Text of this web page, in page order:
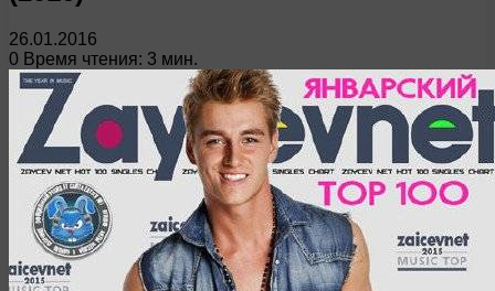
26.01.2016
0 Время чтения: 3 мин.